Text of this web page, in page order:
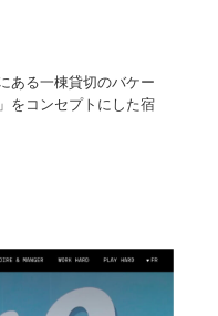
ある一棟貸切のバケー
をコンセプトにした宿